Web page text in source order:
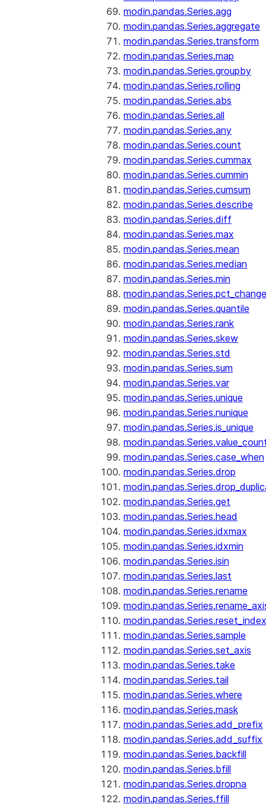
modin.pandas.Series.agg
modin.pandas.Series.aggregate
modin.pandas.Series.transform
modin.pandas.Series.map
modin.pandas.Series.groupby
modin.pandas.Series.rolling
modin.pandas.Series.abs
modin.pandas.Series.all
modin.pandas.Series.any
modin.pandas.Series.count
modin.pandas.Series.cummax
modin.pandas.Series.cummin
modin.pandas.Series.cumsum
modin.pandas.Series.describe
modin.pandas.Series.diff
modin.pandas.Series.max
modin.pandas.Series.mean
modin.pandas.Series.median
modin.pandas.Series.min
modin.pandas.Series.pct_change
modin.pandas.Series.quantile
modin.pandas.Series.rank
modin.pandas.Series.skew
modin.pandas.Series.std
modin.pandas.Series.sum
modin.pandas.Series.var
modin.pandas.Series.unique
modin.pandas.Series.nunique
modin.pandas.Series.is_unique
modin.pandas.Series.case_when
modin.pandas.Series.drop
modin.pandas.Series.get
modin.pandas.Series.head
modin.pandas.Series.idxmax
modin.pandas.Series.idxmin
modin.pandas.Series.isin
modin.pandas.Series.last
modin.pandas.Series.rename
modin.pandas.Series.reset_index
modin.pandas.Series.sample
modin.pandas.Series.set_axis
modin.pandas.Series.take
modin.pandas.Series.tail
modin.pandas.Series.where
modin.pandas.Series.mask
modin.pandas.Series.add_prefix
modin.pandas.Series.add_suffix
modin.pandas.Series.backfill
modin.pandas.Series.bfill
modin.pandas.Series.dropna
modin.pandas.Series.ffill